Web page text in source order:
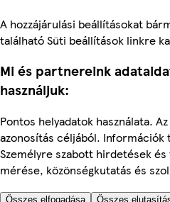
A hozzájárulási beállításokat
található Süti beállítások linkre
Mi és partnereink
használjuk:
Pontos helyadatok használata.
azonosítás céljából. Információk
Személyre szabott hirdetések
mérése, közönségkutatás és
Összes elfogadása Összes